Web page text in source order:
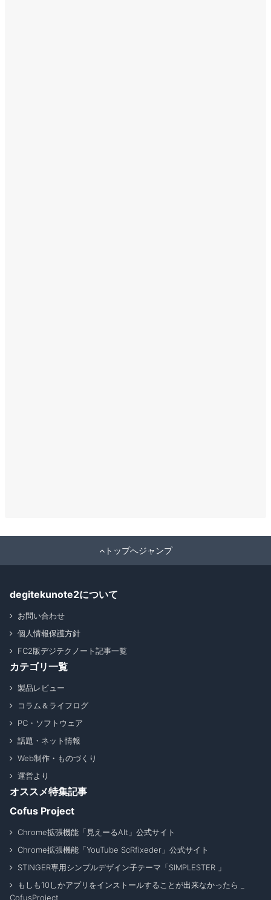
トップへジャンプ
degitekunote2について
お問い合わせ
個人情報保護方針
FC2版デジテクノート記事一覧
カテゴリ一覧
製品レビュー
コラム＆ライフログ
PC・ソフトウェア
話題・ネット情報
Web制作・ものづくり
運営より
オススメ特集記事
Cofus Project
Chrome拡張機能「見えーるAlt」公式サイト
Chrome拡張機能「YouTube ScRfixeder」公式サイト
STINGER専用シンプルデザイン子テーマ「SIMPLESTER 」
もしも10しかアプリをインストールすることが出来なかったら _
CofusProject